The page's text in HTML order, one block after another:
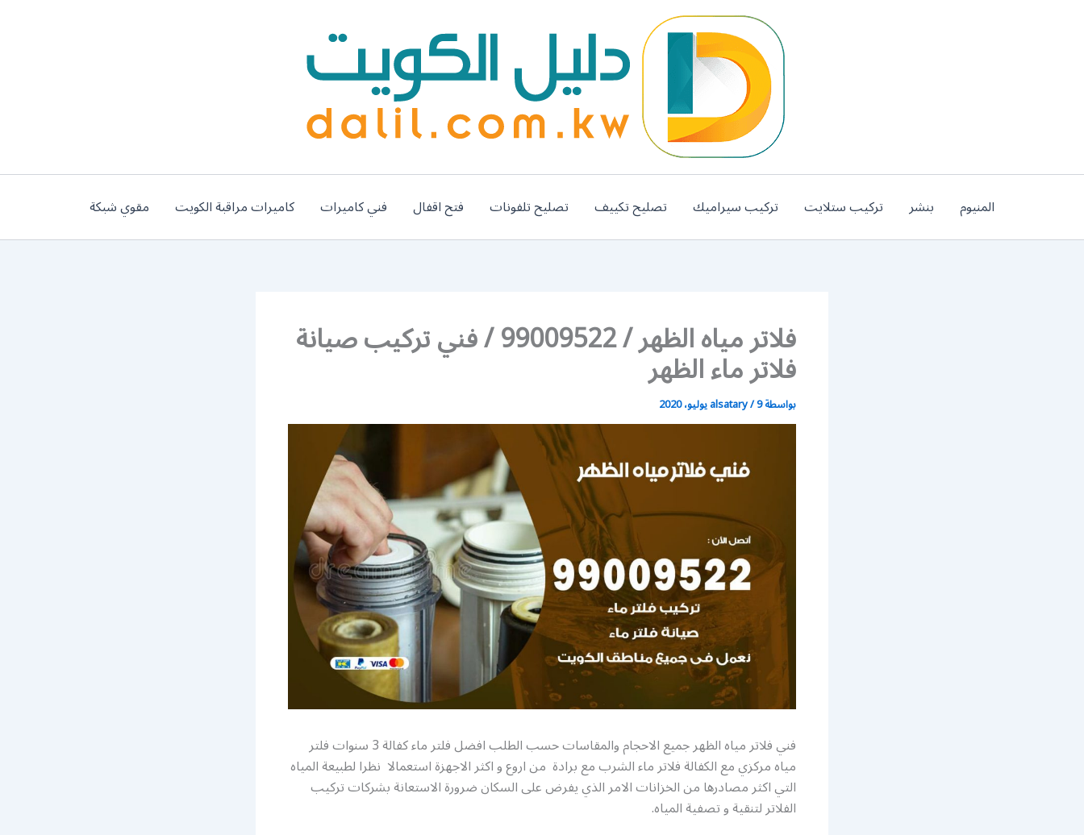
المنيوم بنشر تركيب ستلايت تركيب سيراميك تصليح تكييف تصليح تلفونات فتح اقفال فني كاميرات كاميرات مراقبة الكويت مقوي شبكة
فلاتر مياه الظهر / 99009522 / فني تركيب صيانة
فلاتر ماء الظهر
بواسطة alsatary/9 يوليو، 2020
فني فلاتر مياه الظهر جميع الاحجام والمقاسات حسب الطلب افضل فلتر ماء كفالة 3 سنوات فلتر
مياه مركزي مع الكفالة فلاتر ماء الشرب مع برادة من اروع و اكثر الاجهزة استعمالا نظرا لطبيعة المياه
التي اكثر مصادرها من الخزانات الامر الذي يفرض على السكان ضرورة الاستعانة بشركات تركيب
الفلاتر لتنقية و تصفية المياه.